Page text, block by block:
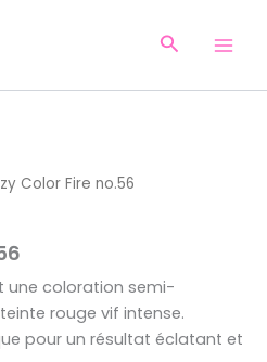
Color Fire no.56
une coloration semi-
rouge vif intense.
pour un résultat éclatant et